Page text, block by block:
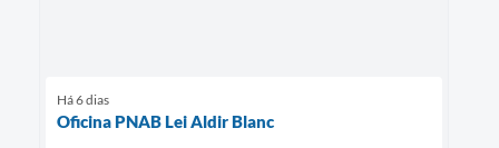
Há 6 dias
Oficina PNAB Lei Aldir Blanc